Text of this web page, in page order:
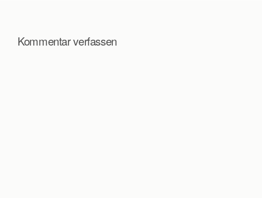
Kommentar verfassen